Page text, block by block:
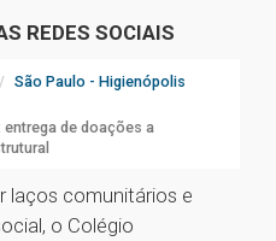
REDES SOCIAIS
São Paulo - Higienópolis
de doações a
laços comunitários e
o Colégio